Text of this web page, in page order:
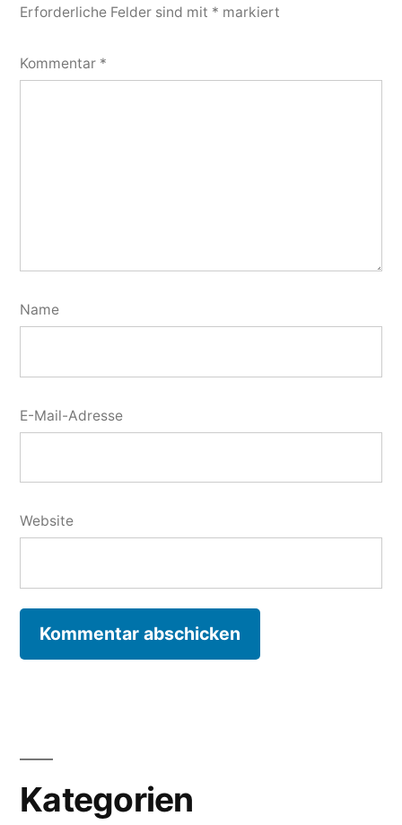
Erforderliche Felder sind mit * markiert
Kommentar *
Name
E-Mail-Adresse
Website
Kategorien